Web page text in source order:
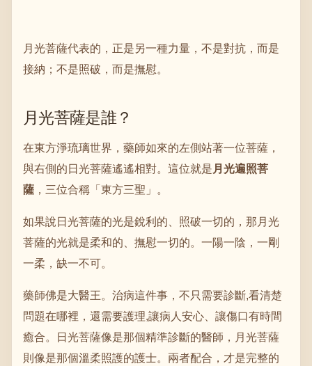
月光菩薩代表的，正是另一種力量，不是對抗，而是
接納；不是照破，而是撫慰。
月光菩薩是誰？
在東方淨琉璃世界，藥師如來的左側站著一位菩薩，
與右側的日光菩薩遙遙相對。這位就是 月光遍照菩
薩 ，三位合稱「東方三聖」。
如果說日光菩薩的光是銳利的、照破一切的，那月光
菩薩的光就是柔和的、撫慰一切的。一陽一陰，一剛
一柔，缺一不可。
藥師佛是大醫王。治病這件事，不只需要診斷,看清楚
問題在哪裡，還需要護理,讓病人安心、讓傷口有時間
癒合。日光菩薩像是那個精準診斷的醫師，月光菩薩
則像是那個溫柔照護的護士。兩者配合，才是完整的